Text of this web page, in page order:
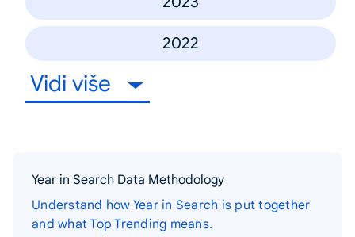
2022
Vidi više
Year in Search Data Methodology
Understand how Year in Search is put together
and what Top Trending means.